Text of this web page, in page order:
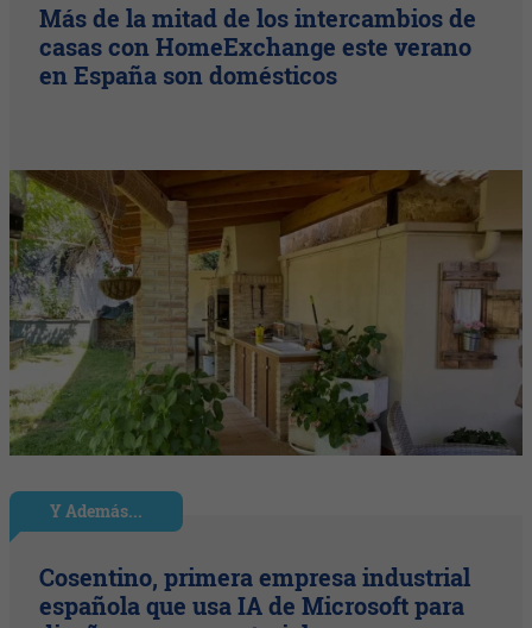
Más de la mitad de los intercambios de
casas con HomeExchange este verano
en España son domésticos
Y Además...
Cosentino, primera empresa industrial
española que usa IA de Microsoft para